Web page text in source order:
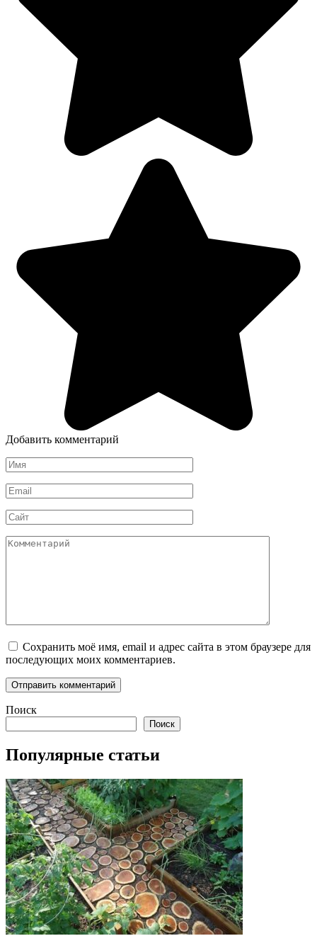
Добавить комментарий
Имя
*
Email
*
Сайт
Комментарий
Сохранить моё имя, email и адрес сайта в этом браузере для
последующих моих комментариев.
Поиск
Поиск
Популярные статьи